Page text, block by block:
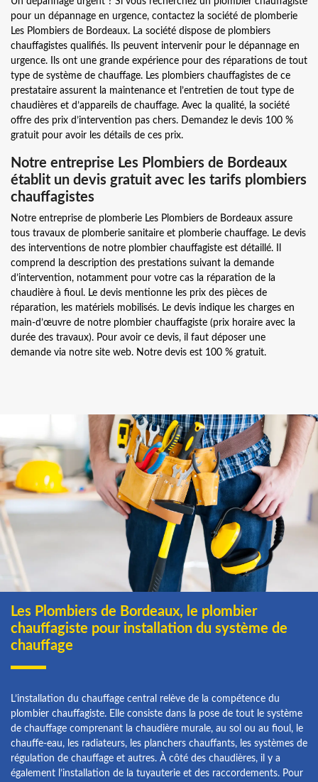
pour un dépannage en urgence, contactez la société de plomberie
Les Plombiers de Bordeaux. La société dispose de plombiers
chauffagistes qualifiés. Ils peuvent intervenir pour le dépannage en
urgence. Ils ont une grande expérience pour des réparations de tout
type de système de chauffage. Les plombiers chauffagistes de ce
prestataire assurent la maintenance et l’entretien de tout type de
chaudières et d’appareils de chauffage. Avec la qualité, la société
offre des prix d’intervention pas chers. Demandez le devis 100 %
gratuit pour avoir les détails de ces prix.
Notre entreprise Les Plombiers de Bordeaux
établit un devis gratuit avec les tarifs plombiers
chauffagistes
Notre entreprise de plomberie Les Plombiers de Bordeaux assure
tous travaux de plomberie sanitaire et plomberie chauffage. Le devis
des interventions de notre plombier chauffagiste est détaillé. Il
comprend la description des prestations suivant la demande
d’intervention, notamment pour votre cas la réparation de la
chaudière à fioul. Le devis mentionne les prix des pièces de
réparation, les matériels mobilisés. Le devis indique les charges en
main-d’œuvre de notre plombier chauffagiste (prix horaire avec la
durée des travaux). Pour avoir ce devis, il faut déposer une
demande via notre site web. Notre devis est 100 % gratuit.
Les Plombiers de Bordeaux, le plombier
chauffagiste pour installation du système de
chauffage
L’installation du chauffage central relève de la compétence du
plombier chauffagiste. Elle consiste dans la pose de tout le système
de chauffage comprenant la chaudière murale, au sol ou au fioul, le
chauffe-eau, les radiateurs, les planchers chauffants, les systèmes de
régulation de chauffage et autres. À côté des chaudières, il y a
également l’installation de la tuyauterie et des raccordements. Pour